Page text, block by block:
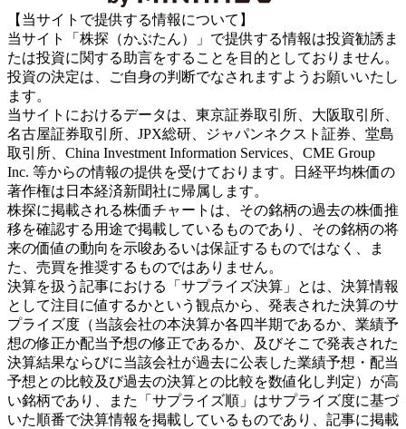
【当サイトで提供する情報について】
当サイト「株探（かぶたん）」で提供する情報は投資勧誘ま
たは投資に関する助言をすることを目的としておりません。
投資の決定は、ご自身の判断でなされますようお願いいたし
ます。
当サイトにおけるデータは、東京証券取引所、大阪取引所、
名古屋証券取引所、JPX総研、ジャパンネクスト証券、堂島
取引所、China Investment Information Services、CME Group
Inc. 等からの情報の提供を受けております。日経平均株価の
著作権は日本経済新聞社に帰属します。
株探に掲載される株価チャートは、その銘柄の過去の株価推
移を確認する用途で掲載しているものであり、その銘柄の将
来の価値の動向を示唆あるいは保証するものではなく、ま
た、売買を推奨するものではありません。
決算を扱う記事における「サプライズ決算」とは、決算情報
として注目に値するかという観点から、発表された決算のサ
プライズ度（当該会社の本決算か各四半期であるか、業績予
想の修正か配当予想の修正であるか、及びそこで発表された
決算結果ならびに当該会社が過去に公表した業績予想・配当
予想との比較及び過去の決算との比較を数値化し判定）が高
い銘柄であり、また「サプライズ順」はサプライズ度に基づ
いた順番で決算情報を掲載しているものであり、記事に掲載